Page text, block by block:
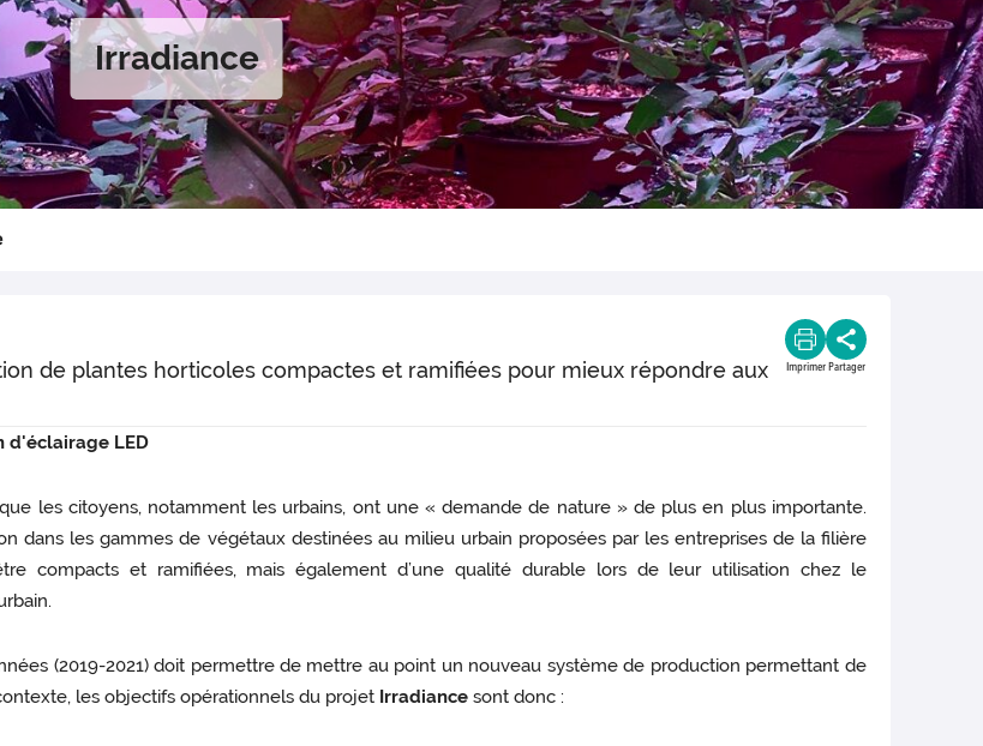
Irradiance
de plantes horticoles compactes et ramifiées pour mieux répondre aux
Imprimer Partager
d'éclairage LED
les citoyens, notamment les urbains, ont une « demande de nature » de plus en plus importante.
dans les gammes de végétaux destinées au milieu urbain proposées par les entreprises de la filière
compacts et ramifiées, mais également d’une qualité durable lors de leur utilisation chez le
(2019-2021) doit permettre de mettre au point un nouveau système de production permettant de
les objectifs opérationnels du projet Irradiance sont donc :